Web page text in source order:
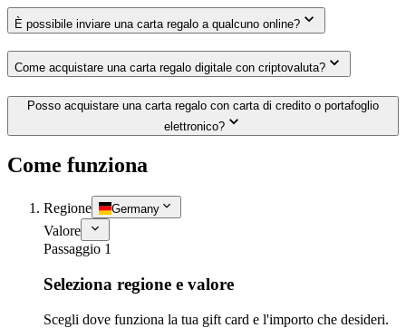
È possibile inviare una carta regalo a qualcuno online?
Come acquistare una carta regalo digitale con criptovaluta?
Posso acquistare una carta regalo con carta di credito o portafoglio
elettronico?
Come funziona
Regione Germany
Valore
Passaggio 1
Seleziona regione e valore
Scegli dove funziona la tua gift card e l'importo che desideri.